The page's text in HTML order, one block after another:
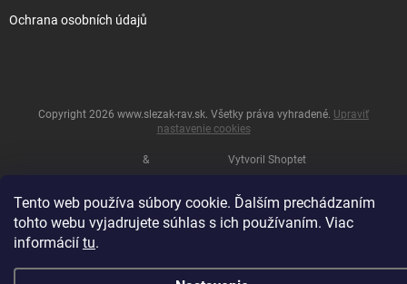
Tento web používa súbory cookie. Ďalším prechádzaním
tohto webu vyjadrujete súhlas s ich používaním. Viac
informácií tu.
Ochrana osobních údajů
& Vytvoril Shoptet
Copyright 2026 www.slezak-rav.sk. Všetky práva vyhradené. Upraviť
nastavenie cookies